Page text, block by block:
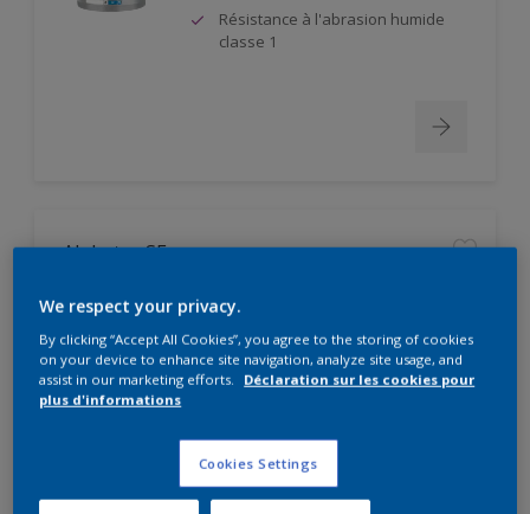
Résistance à l'abrasion humide
classe 1
Alphatex SF
Produit à partir de matières
Pouvoir couvrant élevé. Classe 1
suivant DIN EN 13300
We respect your privacy.
By clicking “Accept All Cookies”, you agree to the storing of cookies
on your device to enhance site navigation, analyze site usage, and
assist in our marketing efforts.
Déclaration sur les cookies pour
plus d'informations
Cookies Settings